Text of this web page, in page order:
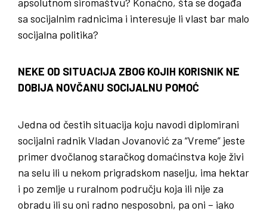
sa socijalnim radnicima i interesuje li vlast bar malo
socijalna politika?
NEKE OD SITUACIJA ZBOG KOJIH KORISNIK NE
DOBIJA NOVČANU SOCIJALNU POMOĆ
Jedna od čestih situacija koju navodi diplomirani
socijalni radnik Vladan Jovanović za “Vreme” jeste
primer dvočlanog staračkog domaćinstva koje živi
na selu ili u nekom prigradskom naselju, ima hektar
i po zemlje u ruralnom području koja ili nije za
obradu ili su oni radno nesposobni, pa oni – iako